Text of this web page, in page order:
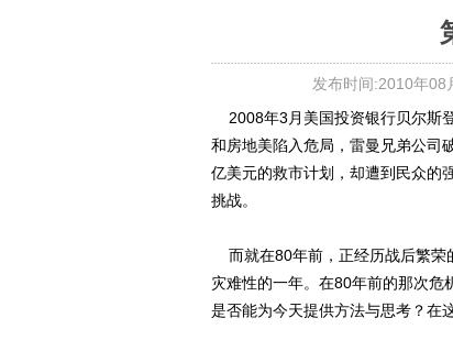
发布时间:2010年08
2008年3月美国投资银行贝尔斯
和房地美陷入危局，雷曼兄弟公司
亿美元的救市计划，却遭到民众的
挑战。
而就在80年前，正经历战后繁荣
灾难性的一年。在80年前的那次危
是否能为今天提供方法与思考？在